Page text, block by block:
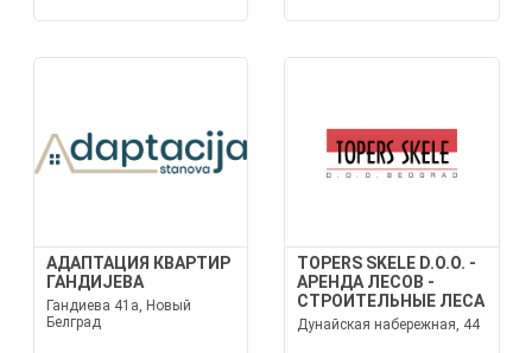
АДАПТАЦИЯ КВАРТИР
ГАНДИЈЕВА
Гандиева 41а, Новый
Белград
TOPERS SKELE D.O.O. -
АРЕНДА ЛЕСОВ -
СТРОИТЕЛЬНЫЕ ЛЕСА
Дунайская набережная, 44